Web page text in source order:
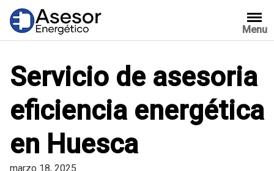
Saltar
contenido
Menu
Servicio de asesoria
eficiencia energética
en Huesca
marzo 18, 2025